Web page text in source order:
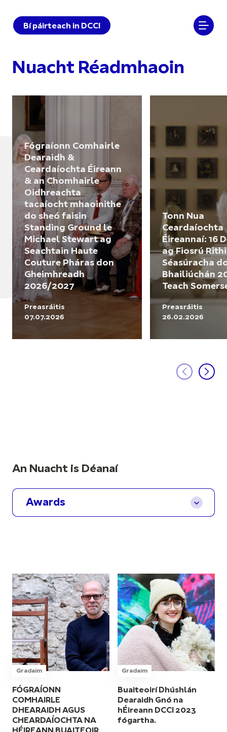
Bí páirteach in DCCI
Nuacht Réadmhaoin
Fógraíonn Comhairle
Dearaidh &
Ceardaíochta Éireann
& an Chomhairle
Oidhreachta
tacaíocht mhaoinithe
do sheó faisin
Standing Ground le
Michael Stewart ag
Seachtain Haute
Couture Pháras don
Gheimhreadh
2026/2027
Preasráitis
07.07.2026
Tonn Nua
Ceardaíochta
Éireannaí: 16
ag Fiosrú
Séasúracha
Bhailiúchán
Teach
Preasráitis
26.02.2026
An Nuacht is Déanaí
Awards
Gradaim
FÓGRAÍONN
COMHAIRLE
DHEARAIDH AGUS
CHEARDAÍOCHTA NA
Gradaim
Buaiteoirí Dhúshlán
Dearaidh Gnó na
hÉireann DCCI 2023
fógartha.